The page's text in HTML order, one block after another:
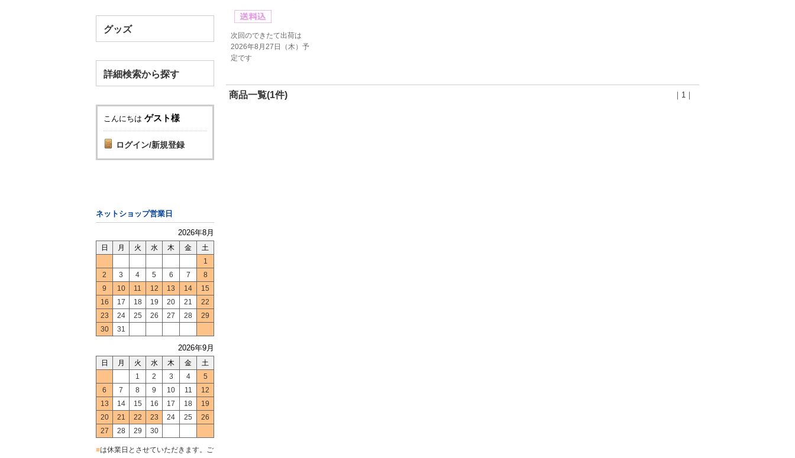
グッズ
詳細検索から探す
こんにちは ゲスト様
ログイン/新規登録
ネットショップ営業日
2026年8月
日 月 火 水 木 金
土
1
2
3 4 5 6 7
8
9
10 11 12 13 14
15
16
17 18 19 20 21
22
23
24 25 26 27 28
29
30
31
2026年9月
日 月 火 水 木 金
土
1
2 3 4
5
6
7 8 9 10 11
12
13
14 15 16 17 18
19
20
21 22 23 24 25
26
27
28 29 30
■は休業日とさせていただきます。ご
次回のできたて出荷は
2026年8月27日（木）予
定です
商品一覧(1件) ｜1｜